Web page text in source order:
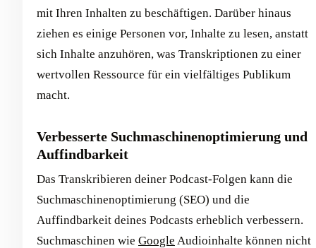
mit Ihren Inhalten zu beschäftigen. Darüber hinaus
ziehen es einige Personen vor, Inhalte zu lesen, anstatt
sich Inhalte anzuhören, was Transkriptionen zu einer
wertvollen Ressource für ein vielfältiges Publikum
macht.
Verbesserte Suchmaschinenoptimierung und
Auffindbarkeit
Das Transkribieren deiner Podcast-Folgen kann die
Suchmaschinenoptimierung (SEO) und die
Auffindbarkeit deines Podcasts erheblich verbessern.
Suchmaschinen wie Google Audioinhalte können nicht